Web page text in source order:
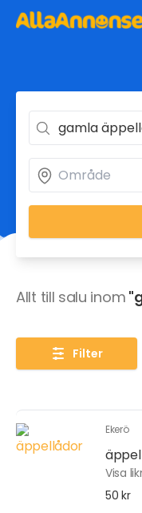
Allt till salu inom
Filter
Ekerö
Visa
50 kr